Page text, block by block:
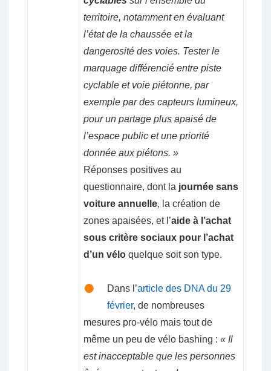
territoire, notamment en évaluant
l’état de la chaussée et la
dangerosité des voies. Tester le
marquage différencié entre piste
cyclable et voie piétonne, par
exemple par des capteurs lumineux,
pour un partage plus apaisé de
l’espace public et une priorité
donnée aux piétons. »
Réponses positives au
questionnaire, dont la journée sans
voiture annuelle, la création de
zones apaisées, et l’aide à l’achat
sous critère sociaux pour l’achat
d’un vélo quelque soit son type.
Dans l’article des DNA du 29
février, de nombreuses
mesures pro-vélo mais tout de
même un peu de vélo bashing : « Il
est inacceptable que les personnes